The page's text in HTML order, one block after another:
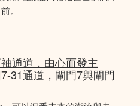
。
通道，由心而發主
31通道，閘門7與閘門